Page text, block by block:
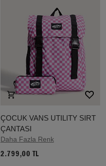
ÇOCUK VANS UTILITY SIRT
ÇANTASI
Daha Fazla Renk
2.799,00 TL